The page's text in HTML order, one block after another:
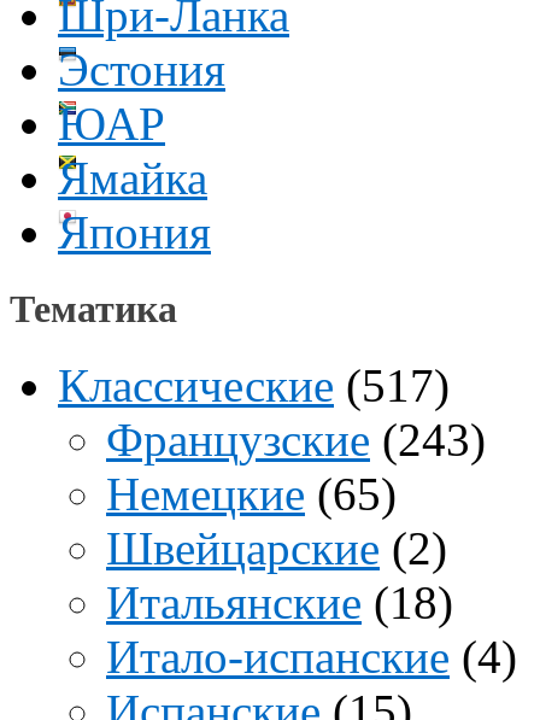
Шри-Ланка
Эстония
ЮАР
Ямайка
Япония
Тематика
Классические (517)
Французские (243)
Немецкие (65)
Швейцарские (2)
Итальянские (18)
Итало-испанские (4)